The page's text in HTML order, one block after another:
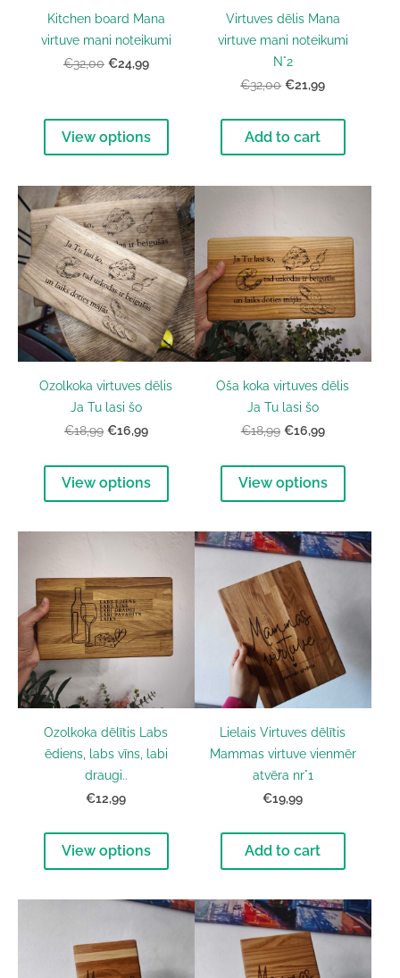
Kitchen board Mana
virtuve mani noteikumi
€32,00 €24,99
View options
Virtuves dēlis Mana
virtuve mani noteikumi
N°2
€32,00 €21,99
Add to cart
Ozolkoka virtuves dēlis
Ja Tu lasi šo
€18,99 €16,99
View options
Oša koka virtuves dēlis
Ja Tu lasi šo
€18,99 €16,99
View options
Ozolkoka dēlītis Labs
ēdiens, labs vīns, labi
draugi..
€12,99
View options
Lielais Virtuves dēlītis
Mammas virtuve vienmēr
atvēra nr°1
€19,99
Add to cart